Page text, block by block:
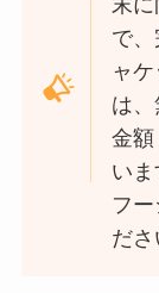
で
ャ
は、
金額
い
フ
ださ